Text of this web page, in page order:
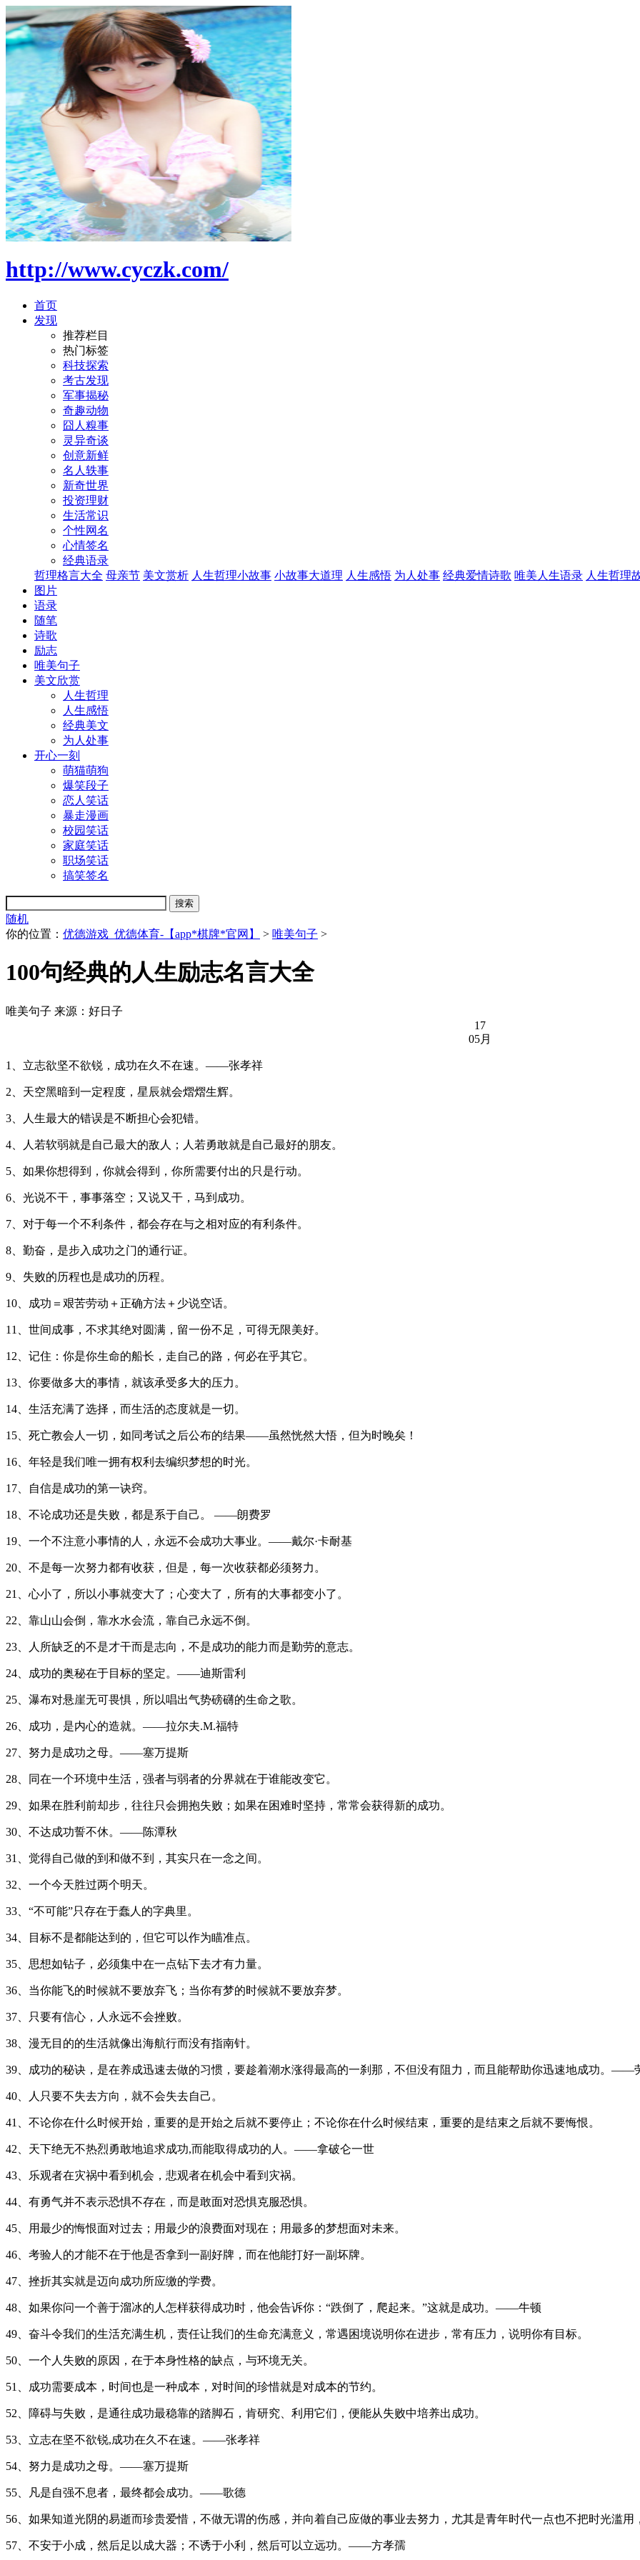
http://www.cyczk.com/
首页
发现
推荐栏目
热门标签
科技探索
考古发现
军事揭秘
奇趣动物
囧人糗事
灵异奇谈
创意新鲜
名人轶事
新奇世界
投资理财
生活常识
个性网名
心情签名
经典语录
哲理格言大全 母亲节 美文赏析 人生哲理小故事 小故事大道理 人生感悟 为人处事 经典爱情诗歌 唯美人生语录 人生哲理
图片
语录
随笔
诗歌
励志
唯美句子
美文欣赏
人生哲理
人生感悟
经典美文
为人处事
开心一刻
萌猫萌狗
爆笑段子
恋人笑话
暴走漫画
校园笑话
家庭笑话
职场笑话
搞笑签名
随机
你的位置： 优德游戏_优德体育-【app*棋牌*官网】 > 唯美句子 >
100句经典的人生励志名言大全
唯美句子 来源：好日子
17
05月
1、立志欲坚不欲锐，成功在久不在速。——张孝祥
2、天空黑暗到一定程度，星辰就会熠熠生辉。
3、人生最大的错误是不断担心会犯错。
4、人若软弱就是自己最大的敌人；人若勇敢就是自己最好的朋友。
5、如果你想得到，你就会得到，你所需要付出的只是行动。
6、光说不干，事事落空；又说又干，马到成功。
7、对于每一个不利条件，都会存在与之相对应的有利条件。
8、勤奋，是步入成功之门的通行证。
9、失败的历程也是成功的历程。
10、成功＝艰苦劳动＋正确方法＋少说空话。
11、世间成事，不求其绝对圆满，留一份不足，可得无限美好。
12、记住：你是你生命的船长，走自己的路，何必在乎其它。
13、你要做多大的事情，就该承受多大的压力。
14、生活充满了选择，而生活的态度就是一切。
15、死亡教会人一切，如同考试之后公布的结果――虽然恍然大悟，但为时晚矣！
16、年轻是我们唯一拥有权利去编织梦想的时光。
17、自信是成功的第一诀窍。
18、不论成功还是失败，都是系于自己。 ——朗费罗
19、一个不注意小事情的人，永远不会成功大事业。——戴尔·卡耐基
20、不是每一次努力都有收获，但是，每一次收获都必须努力。
21、心小了，所以小事就变大了；心变大了，所有的大事都变小了。
22、靠山山会倒，靠水水会流，靠自己永远不倒。
23、人所缺乏的不是才干而是志向，不是成功的能力而是勤劳的意志。
24、成功的奥秘在于目标的坚定。——迪斯雷利
25、瀑布对悬崖无可畏惧，所以唱出气势磅礴的生命之歌。
26、成功，是内心的造就。——拉尔夫.M.福特
27、努力是成功之母。——塞万提斯
28、同在一个环境中生活，强者与弱者的分界就在于谁能改变它。
29、如果在胜利前却步，往往只会拥抱失败；如果在困难时坚持，常常会获得新的成功。
30、不达成功誓不休。——陈潭秋
31、觉得自己做的到和做不到，其实只在一念之间。
32、一个今天胜过两个明天。
33、“不可能”只存在于蠢人的字典里。
34、目标不是都能达到的，但它可以作为瞄准点。
35、思想如钻子，必须集中在一点钻下去才有力量。
36、当你能飞的时候就不要放弃飞；当你有梦的时候就不要放弃梦。
37、只要有信心，人永远不会挫败。
38、漫无目的的生活就像出海航行而没有指南针。
39、成功的秘诀，是在养成迅速去做的习惯，要趁着潮水涨得最高的一刹那，不但没有阻力，而且能帮助你迅速地成功。——
40、人只要不失去方向，就不会失去自己。
41、不论你在什么时候开始，重要的是开始之后就不要停止；不论你在什么时候结束，重要的是结束之后就不要悔恨。
42、天下绝无不热烈勇敢地追求成功,而能取得成功的人。——拿破仑一世
43、乐观者在灾祸中看到机会，悲观者在机会中看到灾祸。
44、有勇气并不表示恐惧不存在，而是敢面对恐惧克服恐惧。
45、用最少的悔恨面对过去；用最少的浪费面对现在；用最多的梦想面对未来。
46、考验人的才能不在于他是否拿到一副好牌，而在他能打好一副坏牌。
47、挫折其实就是迈向成功所应缴的学费。
48、如果你问一个善于溜冰的人怎样获得成功时，他会告诉你：“跌倒了，爬起来。”这就是成功。——牛顿
49、奋斗令我们的生活充满生机，责任让我们的生命充满意义，常遇困境说明你在进步，常有压力，说明你有目标。
50、一个人失败的原因，在于本身性格的缺点，与环境无关。
51、成功需要成本，时间也是一种成本，对时间的珍惜就是对成本的节约。
52、障碍与失败，是通往成功最稳靠的踏脚石，肯研究、利用它们，便能从失败中培养出成功。
53、立志在坚不欲锐,成功在久不在速。——张孝祥
54、努力是成功之母。——塞万提斯
55、凡是自强不息者，最终都会成功。——歌德
56、如果知道光阴的易逝而珍贵爱惜，不做无谓的伤感，并向着自己应做的事业去努力，尤其是青年时代一点也不把时光滥
57、不安于小成，然后足以成大器；不诱于小利，然后可以立远功。——方孝孺